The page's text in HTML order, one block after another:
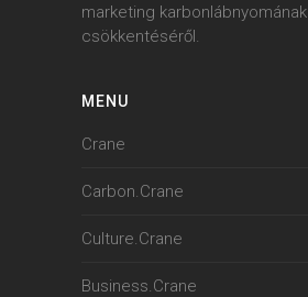
marketing karbonlábnyomának
csökkentéséről.
MENU
Crane
Carbon.Crane
Culture.Crane
Business.Crane